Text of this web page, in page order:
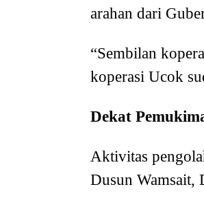
arahan dari
“Sembilan
koperasi Ucok
Dekat
Aktivitas
Dusun Wamsait,